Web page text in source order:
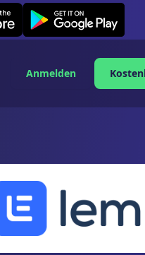
Leexi on Android
Anmelden